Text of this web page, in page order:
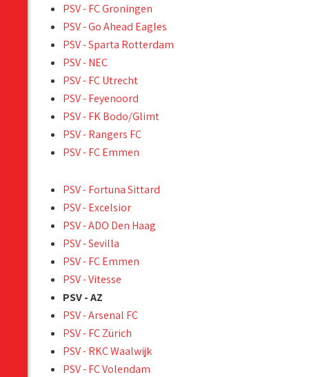
PSV - FC Groningen
PSV - Go Ahead Eagles
PSV - Sparta Rotterdam
PSV - NEC
PSV - FC Utrecht
PSV - Feyenoord
PSV - FK Bodo/Glimt
PSV - Rangers FC
PSV - FC Emmen
PSV - Fortuna Sittard
PSV - Excelsior
PSV - ADO Den Haag
PSV - Sevilla
PSV - FC Emmen
PSV - Vitesse
PSV - AZ
PSV - Arsenal FC
PSV - FC Zürich
PSV - RKC Waalwijk
PSV - FC Volendam